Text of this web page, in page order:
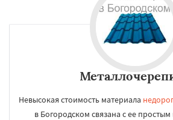
Невысокая стоимость материала
в Богородском связана с ее